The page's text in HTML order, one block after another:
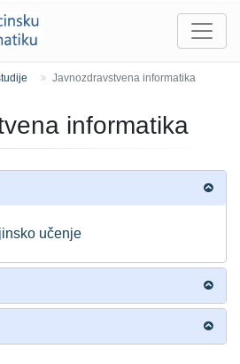
Javnozdravstvena informatika
informatika
učenje